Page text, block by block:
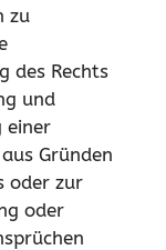
zu
des Rechts
und
einer
Gründen
oder zur
oder